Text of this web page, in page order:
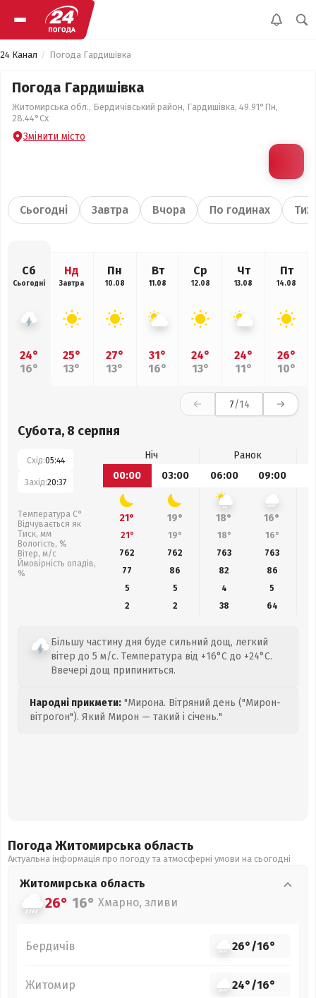
24 Канал Погода Гардишівка
Погода Гардишівка
Житомирська обл., Бердичівський район, Гардишівка, 49.91°Пн,
28.44°Сх
Змінити місто
Сьогодні Завтра Вчора По годинах
Сб
Сьогодні
24°
16°
Нд
Завтра
25°
13°
Пн
10.08
27°
13°
Вт
11.08
31°
16°
Ср
12.08
24°
13°
Чт
13.08
24°
11°
Пт
14.08
26°
10°
7/14
Субота, 8 серпня
Схід:05:44
Захід:20:37
Температура С°
Відчувається як
Тиск, мм
Вологість, %
Вітер, м/с
Ймовірність опадів,
%
Ніч
Ранок
00:00
03:00 06:00 09:00
21° 19° 18° 16°
21° 19° 18° 16°
762
762 763 763
77
86 82 86
5
5 4
5
2
2 38 64
Більшу частину дня буде сильний дощ, легкий
вітер до 5 м/с. Температура від +16°C до +24°C.
Ввечері дощ припиниться.
Народні прикмети: "Мирона. Вітряний день ("Мирон-
вітрогон"). Який Мирон — такий і січень."
Погода Житомирська область
Актуальна інформація про погоду та атмосферні умови на сьогодні
Житомирська область
26° 16° Хмарно, зливи
Бердичів 26°/16°
Житомир 24°/16°